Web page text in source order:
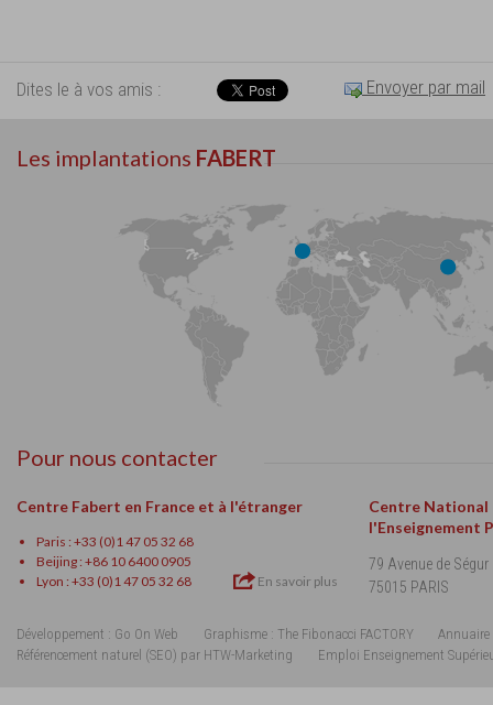
Dites le à vos amis : Envoyer par mail
Les implantations FABERT
Pour nous contacter
Centre Fabert en France et à l'étranger
Paris : +33 (0)1 47 05 32 68
Beijing : +86 10 6400 0905
Lyon : +33 (0)1 47 05 32 68
En savoir plus
Centre National
l'Enseignement
79 Avenue de Ségur
75015 PARIS
Développement : Go On Web Graphisme : The Fibonacci FACTORY
Annuaire
Référencement naturel (SEO) par HTW-Marketing
Emploi Enseignement